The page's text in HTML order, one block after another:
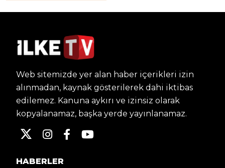
Web sitemizde yer alan haber içerikleri izin
alınmadan, kaynak gösterilerek dahi iktibas
edilemez. Kanuna aykırı ve izinsiz olarak
kopyalanamaz, başka yerde yayınlanamaz.
HABERLER